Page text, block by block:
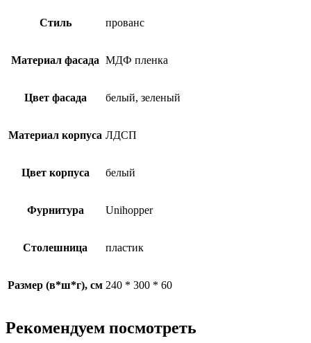
Стиль прованс
Материал фасада МДФ пленка
Цвет фасада белый, зеленый
Материал корпуса ЛДСП
Цвет корпуса белый
Фурнитура Unihopper
Столешница пластик
Размер (в*ш*г), см 240 * 300 * 60
Рекомендуем посмотреть